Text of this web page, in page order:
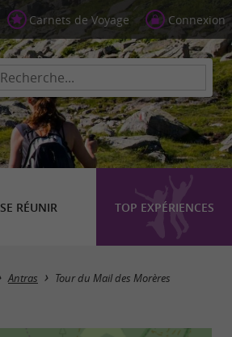
Carnets de Voyage Connexion
SE RÉUNIR TOP EXPÉRIENCES
Antras Tour du Mail des Morères